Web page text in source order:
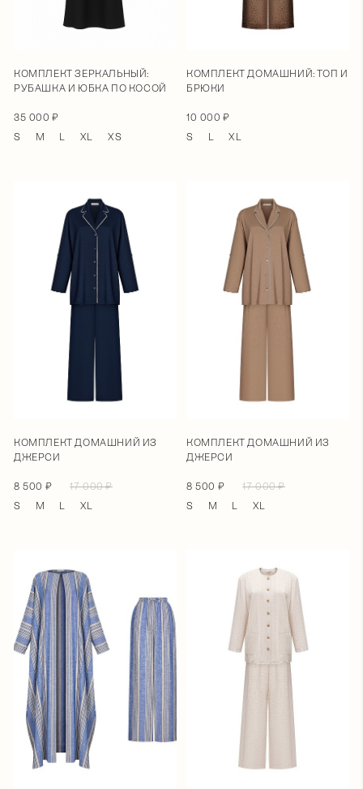
КОМПЛЕКТ ЗЕРКАЛЬНЫЙ:
РУБАШКА И ЮБКА ПО КОСОЙ
35 000 ₽
S
M L XL XS
КОМПЛЕКТ ДОМАШНИЙ: ТОП И
БРЮКИ
10 000 ₽
S
L XL
КОМПЛЕКТ ДОМАШНИЙ ИЗ
ДЖЕРСИ
8 500 ₽
17 000 ₽
S
M L XL
КОМПЛЕКТ ДОМАШНИЙ ИЗ
ДЖЕРСИ
8 500 ₽
17 000 ₽
S
M L XL